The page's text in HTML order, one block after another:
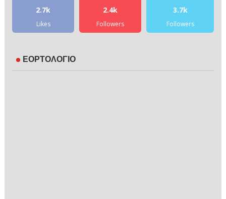
2.7k
Likes
2.4k
Followers
3.7k
Followers
ΕΟΡΤΟΛΟΓΙΟ